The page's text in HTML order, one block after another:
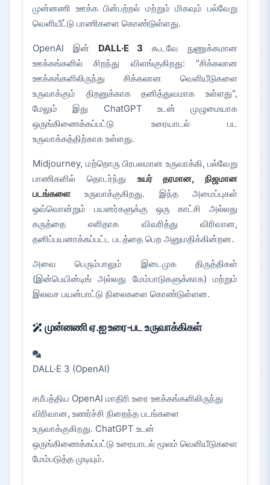
முன்னணி ஊக்க பின்பற்றல் மற்றும் மிகவும் பல்வேறு
வெளியீட்டு பாணிகளை கொண்டுள்ளது.
OpenAI இன் DALL·E 3 கூடவே நுணுக்கமான
ஊக்கங்களில் சிறந்து விளங்குகிறது: "சிக்கலான
ஊக்கங்களிலிருந்து சிக்கலான வெளியீடுகளை
உருவாக்கும் திறனுக்காக தனித்துவமாக உள்ளது",
மேலும் இது ChatGPT உடன் முழுமையாக
ஒருங்கிணைக்கப்பட்டு உரையாடல் பட
உருவாக்கத்திற்காக உள்ளது.
Midjourney, மற்றொரு பிரபலமான உருவாக்கி, பல்வேறு
பாணிகளில் தொடர்ந்து உயர் தரமான, நிஜமான
படங்களைஉருவாக்குகிறது. இந்த அமைப்புகள்
ஒவ்வொன்றும் பயனர்களுக்கு ஒரு காட்சி அல்லது
கருத்தை எளிதாக விவரித்து விரிவான,
தனிப்பயனாக்கப்பட்ட படத்தை பெற அனுமதிக்கின்றன.
அவை பெரும்பாலும் இடைமுக திருத்திகள்
(இன்பெயின்டிங் அல்லது மேம்பாடுகளுக்காக) மற்றும்
இலவச பயன்பாட்டு நிலைகளை கொண்டுள்ளன.
முன்னணி ஏ.ஐ உரை-பட உருவாக்கிகள்
DALL·E 3 (OpenAI)
சமீபத்திய OpenAI மாதிரி உரை ஊக்கங்களிலிருந்து
விரிவான, உணர்ச்சி நிறைந்த படங்களை
உருவாக்குகிறது. ChatGPT உடன்
ஒருங்கிணைக்கப்பட்டு உரையாடல் மூலம் வெளியீடுகளை
மேம்படுத்த முடியும்.